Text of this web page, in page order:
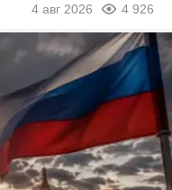
4 авг 2026 4 926